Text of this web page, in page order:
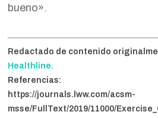
bueno».
Redactado de contenido
Healthline.
Referencias:
https://journals.lww.com/acsm-
msse/FullText/2019/11000/